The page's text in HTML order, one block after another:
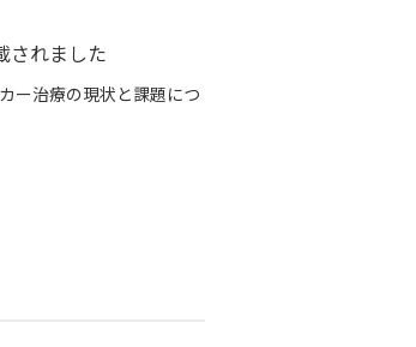
されました
ー治療の現状と課題につ